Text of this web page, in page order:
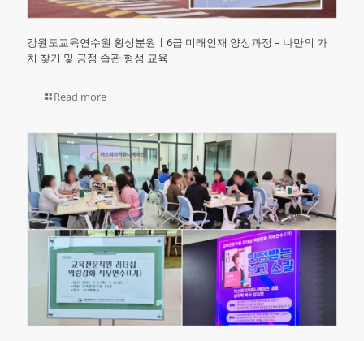
강원도교육연수원 횡성분원ㅣ6급 미래인재 양성과정 – 나만의 가
치 찾기 및 긍정 습관 형성 교육
Read more